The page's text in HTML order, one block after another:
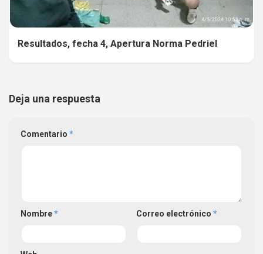
Resultados, fecha 4, Apertura Norma Pedriel
Deja una respuesta
Comentario *
Nombre* Correo electrónico *